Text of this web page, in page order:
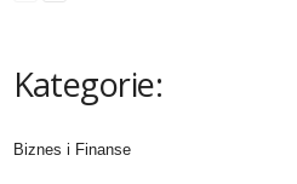
Kategorie:
Biznes i Finanse